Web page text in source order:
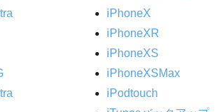
iPhoneX
iPhoneXR
iPhoneXS
iPhoneXSMax
iPodtouch